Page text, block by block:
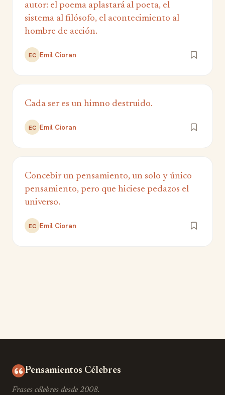
autor: el poema aplastará al poeta, el
sistema al filósofo, el acontecimiento al
hombre de acción.
EC Emil Cioran
Cada ser es un himno destruido.
EC Emil Cioran
Concebir un pensamiento, un solo y único
pensamiento, pero que hiciese pedazos el
universo.
EC Emil Cioran
Pensamientos Célebres
Frases célebres desde 2008.